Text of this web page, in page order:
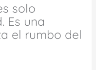
solo
Es una
el rumbo del